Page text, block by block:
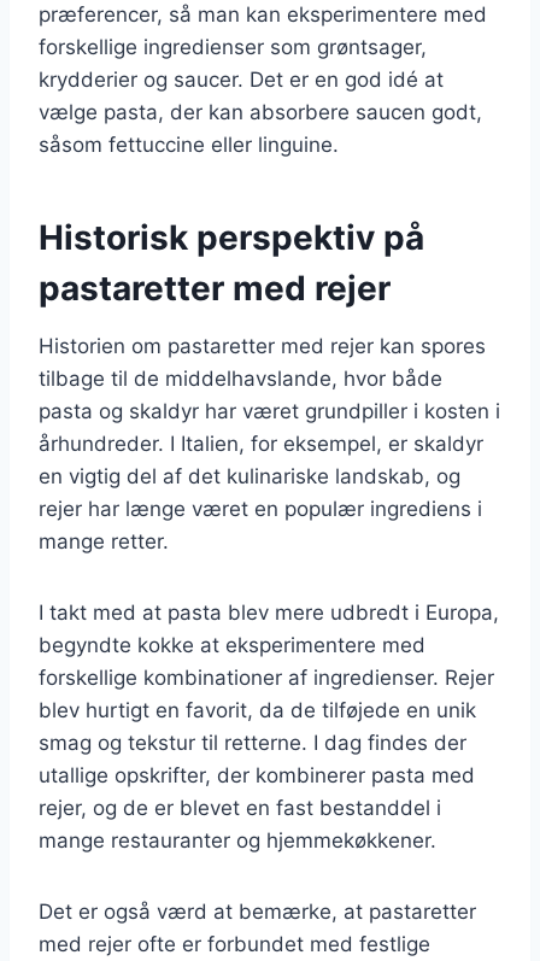
præferencer, så man kan eksperimentere med
forskellige ingredienser som grøntsager,
krydderier og saucer. Det er en god idé at
vælge pasta, der kan absorbere saucen godt,
såsom fettuccine eller linguine.
Historisk perspektiv på
pastaretter med rejer
Historien om pastaretter med rejer kan spores
tilbage til de middelhavslande, hvor både
pasta og skaldyr har været grundpiller i kosten i
århundreder. I Italien, for eksempel, er skaldyr
en vigtig del af det kulinariske landskab, og
rejer har længe været en populær ingrediens i
mange retter.
I takt med at pasta blev mere udbredt i Europa,
begyndte kokke at eksperimentere med
forskellige kombinationer af ingredienser. Rejer
blev hurtigt en favorit, da de tilføjede en unik
smag og tekstur til retterne. I dag findes der
utallige opskrifter, der kombinerer pasta med
rejer, og de er blevet en fast bestanddel i
mange restauranter og hjemmekøkkener.
Det er også værd at bemærke, at pastaretter
med rejer ofte er forbundet med festlige